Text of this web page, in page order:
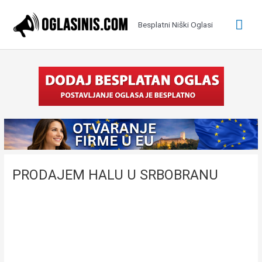
sadržaj
Besplatni Niški Oglasi
PRODAJEM HALU U SRBOBRANU